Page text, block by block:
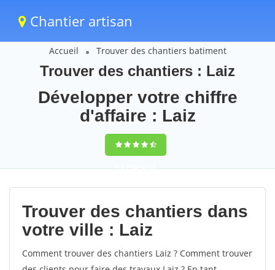
Chantier artisan
Accueil Trouver des chantiers batiment
Trouver des chantiers : Laiz
Développer votre chiffre
d'affaire : Laiz
9,5(100%)54
votes
Trouver des chantiers dans
votre ville : Laiz
Comment trouver des chantiers Laiz ? Comment trouver